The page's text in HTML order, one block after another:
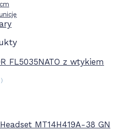
FL5035NATO z wtykiem
)
MT14H419A-38 GN